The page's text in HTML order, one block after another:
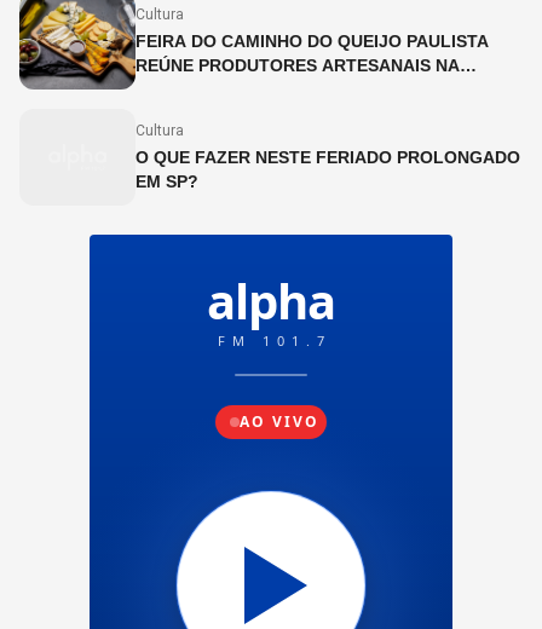
Cultura
FEIRA DO CAMINHO DO QUEIJO PAULISTA
REÚNE PRODUTORES ARTESANAIS NA
Cultura
O QUE FAZER NESTE FERIADO PROLONGADO
EM SP?